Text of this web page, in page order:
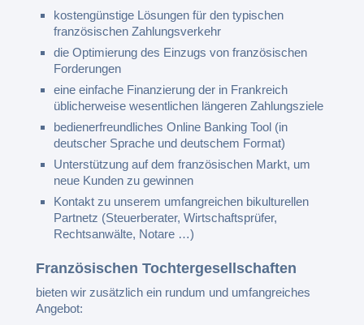
kostengünstige Lösungen für den typischen
französischen Zahlungsverkehr
die Optimierung des Einzugs von französischen
Forderungen
eine einfache Finanzierung der in Frankreich
üblicherweise wesentlichen längeren Zahlungsziele
bedienerfreundliches Online Banking Tool (in
deutscher Sprache und deutschem Format)
Unterstützung auf dem französischen Markt, um
neue Kunden zu gewinnen
Kontakt zu unserem umfangreichen bikulturellen
Partnetz (Steuerberater, Wirtschaftsprüfer,
Rechtsanwälte, Notare …)
Französischen Tochtergesellschaften
bieten wir zusätzlich ein rundum und umfangreiches
Angebot: